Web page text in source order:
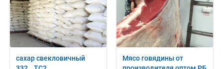
сахар свекловичный
Мясо говядины от